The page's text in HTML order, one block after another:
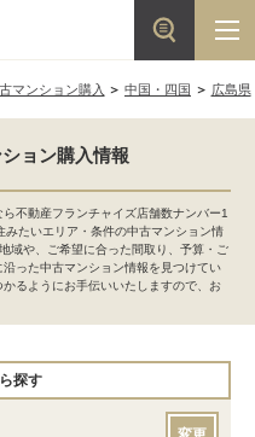
マンション購入 中国・四国 広島県
ョン購入情報
不動産フランチャイズ店舗数ナンバー1
たいエリア・条件の中古マンション情
域や、ご希望に合った間取り、予算・ご
った中古マンション情報を見つけてい
るようにお手伝いいたしますので、お
探す